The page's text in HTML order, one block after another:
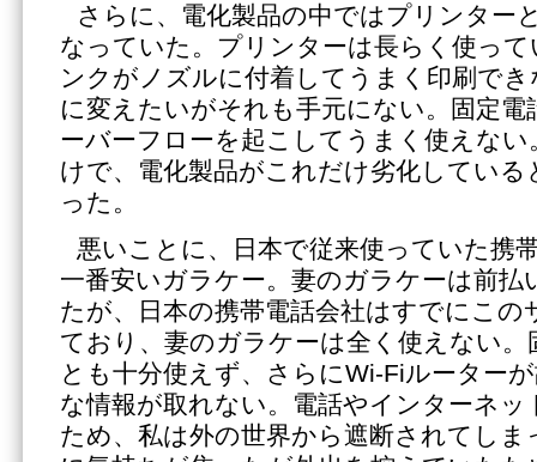
さらに、電化製品の中ではプリンター
なっていた。プリンターは長らく使っ
ンクがノズルに付着してうまく印刷で
に変えたいがそれも手元にない。固定電
ーバーフローを起こしてうまく使えな
けで、電化製品がこれだけ劣化してい
った。
悪いことに、日本で従来使っていた携
一番安いガラケー。妻のガラケーは前払
たが、日本の携帯電話会社はすでにこの
ており、妻のガラケーは全く使えない。
とも十分使えず、さらにWi-Fiルーター
な情報が取れない。電話やインターネ
ため、私は外の世界から遮断されてし